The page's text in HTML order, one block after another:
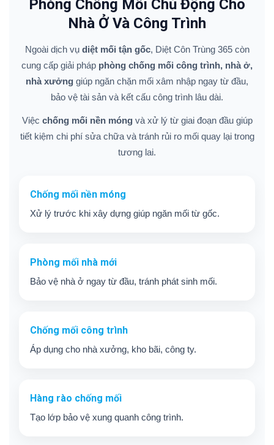
Phòng Chống Mối Chủ Động Cho
Nhà Ở Và Công Trình
Ngoài dịch vụ diệt mối tận gốc, Diệt Côn Trùng 365 còn
cung cấp giải pháp phòng chống mối công trình, nhà ở,
nhà xưởng giúp ngăn chặn mối xâm nhập ngay từ đầu,
bảo vệ tài sản và kết cấu công trình lâu dài.
Việc chống mối nền móngvà xử lý từ giai đoạn đầu giúp
tiết kiệm chi phí sửa chữa và tránh rủi ro mối quay lại trong
tương lai.
Chống mối nền móng
Xử lý trước khi xây dựng giúp ngăn mối từ gốc.
Phòng mối nhà mới
Bảo vệ nhà ở ngay từ đầu, tránh phát sinh mối.
Chống mối công trình
Áp dụng cho nhà xưởng, kho bãi, công ty.
Hàng rào chống mối
Tạo lớp bảo vệ xung quanh công trình.